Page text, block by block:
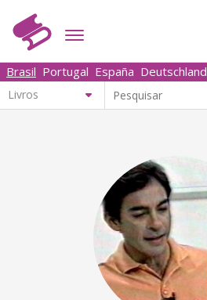
Brasil Portugal España Deutschland